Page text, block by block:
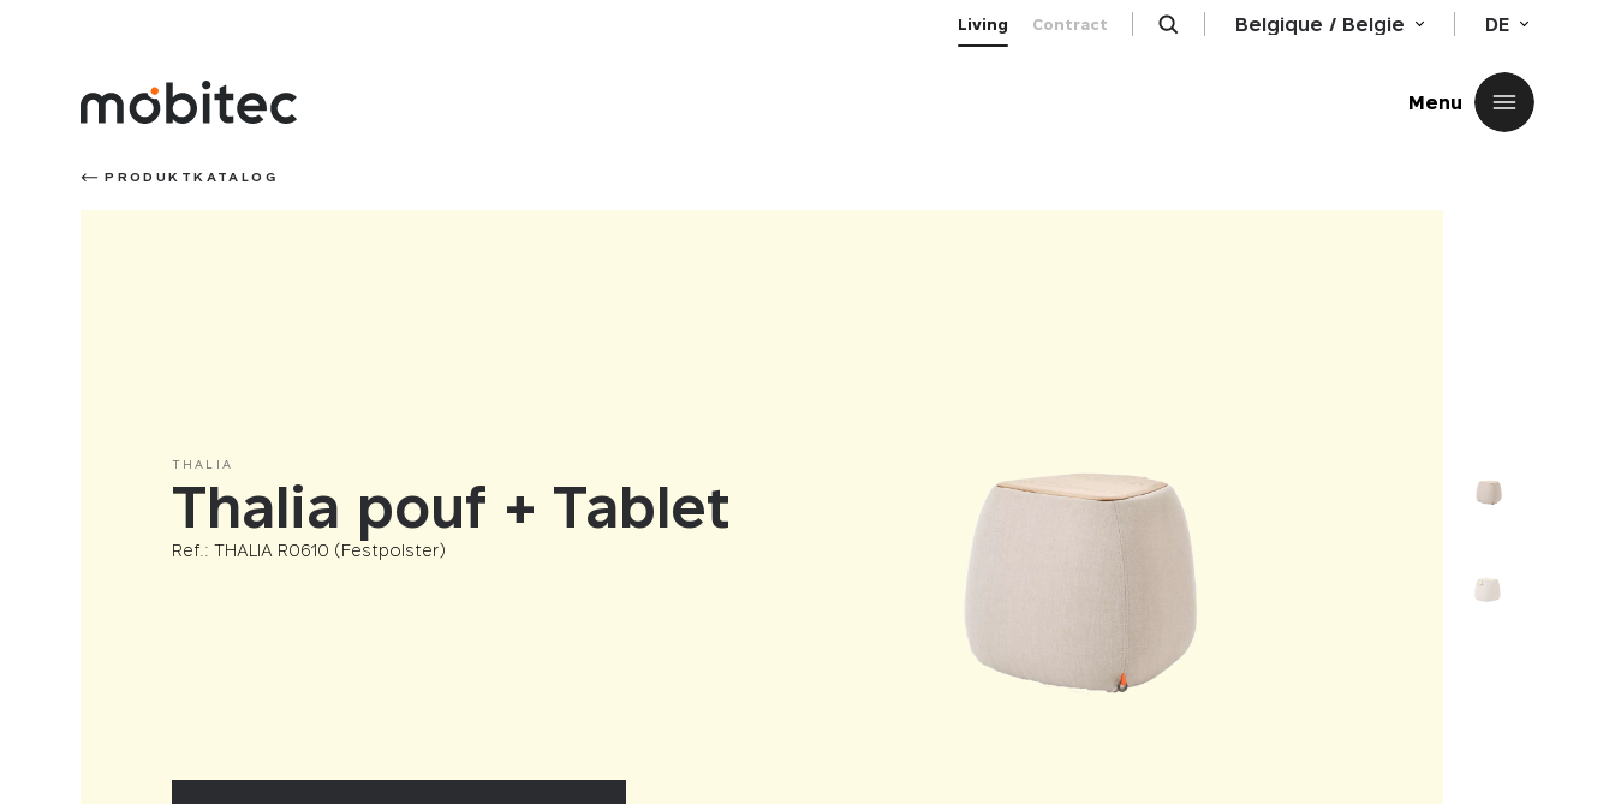
Living Contract Belgique / Belgie DE
Menu
PRODUKTKATALOG
THALIA
Thalia pouf + Tablet
Ref.: THALIA R0610 (Festpolster)